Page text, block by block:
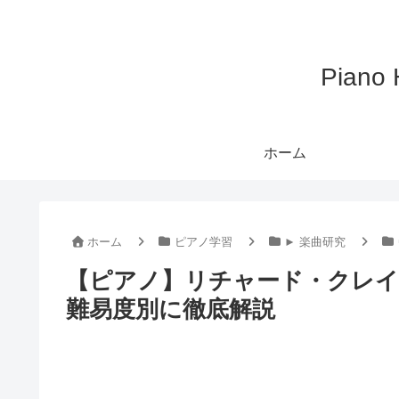
Piano
ホーム
ホーム ピアノ学習 ► 楽曲研究
【ピアノ】リチャード・クレ
難易度別に徹底解説